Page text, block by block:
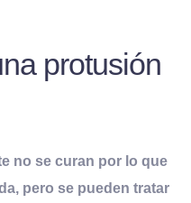
protusión
no se curan por lo que
pero se pueden tratar